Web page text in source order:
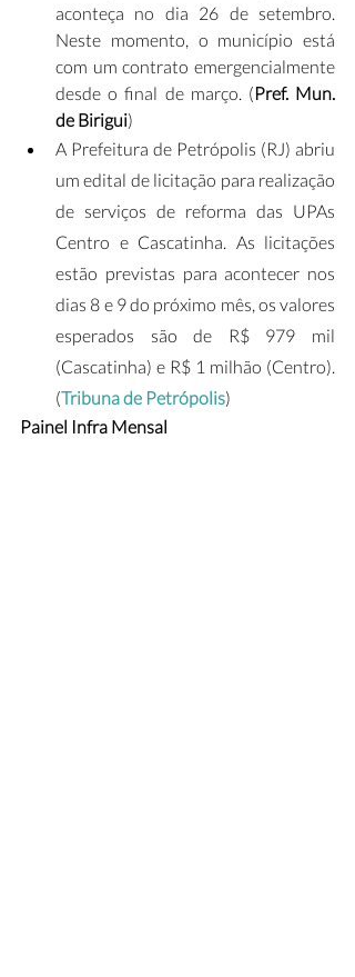
aconteça no dia 26 de setembro.
Neste momento, o município está
com um contrato emergencialmente
desde o final de março. (Pref. Mun.
de Birigui)
A Prefeitura de Petrópolis (RJ) abriu
um edital de licitação para realização
de serviços de reforma das UPAs
Centro e Cascatinha. As licitações
estão previstas para acontecer nos
dias 8 e 9 do próximo mês, os valores
esperados são de R$ 979 mil
(Cascatinha) e R$ 1 milhão (Centro).
(Tribuna de Petrópolis)
Painel Infra Mensal